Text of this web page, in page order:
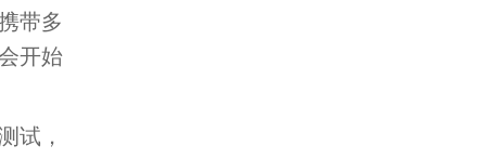
带多
开始
试，